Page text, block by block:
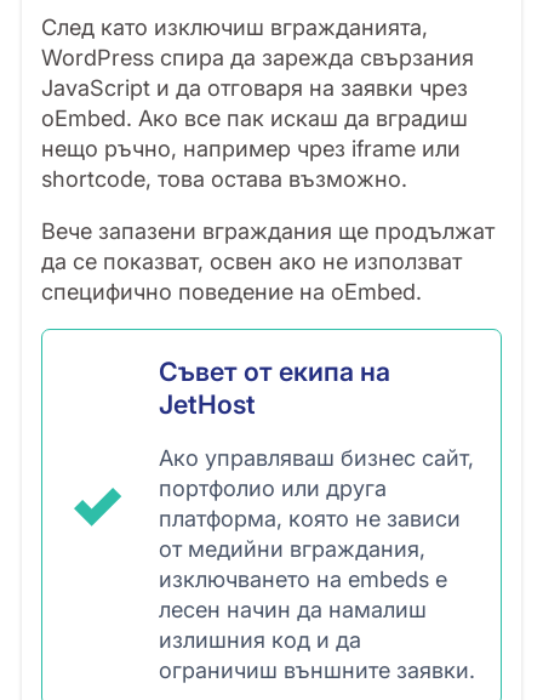
След като изключиш вгражданията,
WordPress спира да зарежда свързания
JavaScript и да отговаря на заявки чрез
oEmbed. Ако все пак искаш да вградиш
нещо ръчно, например чрез iframe или
shortcode, това остава възможно.
Вече запазени вграждания ще продължат
да се показват, освен ако не използват
специфично поведение на oEmbed.
Съвет от екипа на
JetHost
Ако управляваш бизнес сайт,
портфолио или друга
платформа, която не зависи
от медийни вграждания,
изключването на embeds е
лесен начин да намалиш
излишния код и да
ограничиш външните заявки.